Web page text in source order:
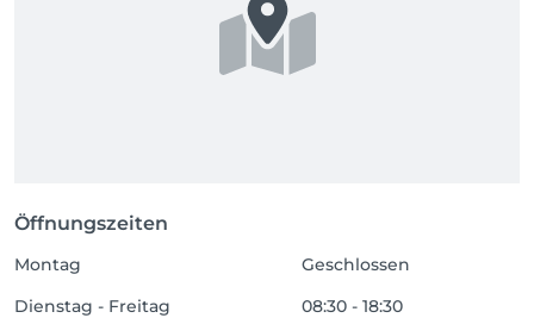
Öffnungszeiten
Montag
Geschlossen
Dienstag - Freitag
08:30 - 18:30